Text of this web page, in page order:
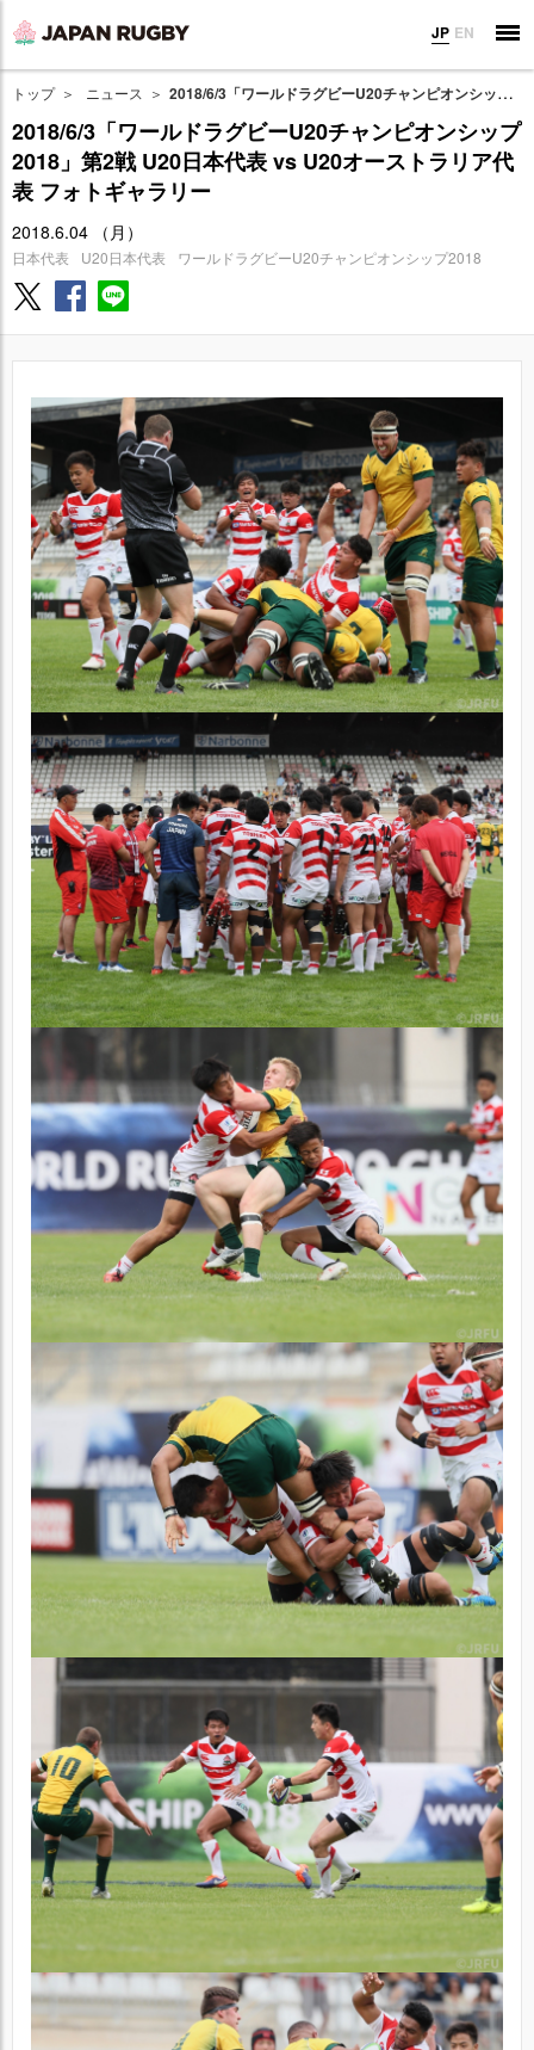
JP EN
トップ ニュース 2018/6/3「ワールドラグビーU20チャンピオンシップ2018」第2戦 U20日本代表 vs U20オーストラリア代表 フォトギャラリー
2018/6/3「ワールドラグビーU20チャンピオンシップ
2018」第2戦 U20日本代表 vs U20オーストラリア代
表 フォトギャラリー
2018.6.04 （月）
日本代表 U20日本代表 ワールドラグビーU20チャンピオンシップ2018